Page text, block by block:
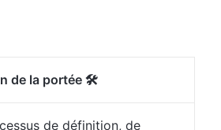
de la portée 🛠️
de définition, de